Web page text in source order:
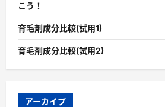
こう！
育毛剤成分比較(試用1)
育毛剤成分比較(試用2)
アーカイブ